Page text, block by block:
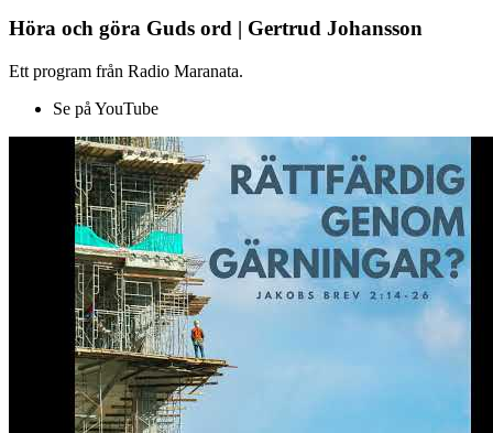
Höra och göra Guds ord | Gertrud Johansson
Ett program från Radio Maranata.
Se på YouTube